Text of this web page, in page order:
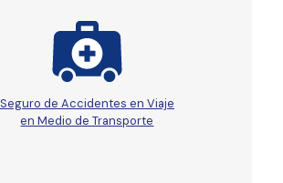
Seguro de Accidentes en Viaje
en Medio de Transporte